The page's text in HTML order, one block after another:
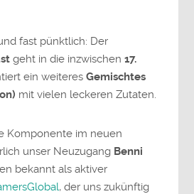
fast pünktlich: Der
geht in die inzwischen17.
ein weiteresGemischtes
mit vielen leckeren Zutaten.
Komponente im neuen
unser Neuzugang Benni
bekannt als aktiver
, der uns zukünftig